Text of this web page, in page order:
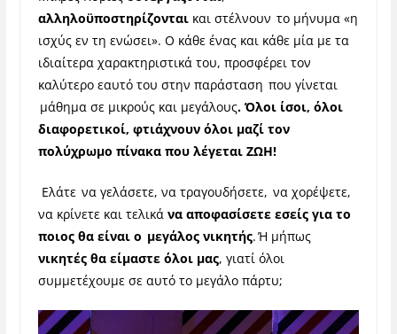
αλληλοϋποστηρίζονταικαι στέλνουν το μήνυμα «η
ισχύς εν τη ενώσει». Ο κάθε ένας και κάθε μία με τα
ιδιαίτερα χαρακτηριστικά του, προσφέρει τον
καλύτερο εαυτό του στην παράσταση που γίνεται
μάθημα σε μικρούς και μεγάλους. Όλοι ίσοι, όλοι
διαφορετικοί, φτιάχνουν όλοι μαζί τον
πολύχρωμο πίνακα που λέγεται ΖΩΗ!
Ελάτε να γελάσετε, να τραγουδήσετε, να χορέψετε,
να κρίνετε και τελικά να αποφασίσετε εσείς για το
ποιος θα είναι ο μεγάλος νικητής. Ή μήπως
νικητές θα είμαστε όλοι μας, γιατί όλοι
συμμετέχουμε σε αυτό το μεγάλο πάρτυ;